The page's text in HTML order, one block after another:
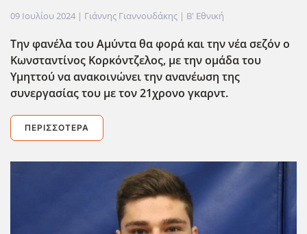
09 Ιουλίου 2024 | Γιάννης Γιαννουδάκης | Β' Εθνική
Την φανέλα του Αμύντα θα φορά και την νέα σεζόν ο
Κωνσταντίνος Κορκόντζελος, με την ομάδα του
Υμηττού να ανακοινώνει την ανανέωση της
συνεργασίας του με τον 21χρονο γκαρντ.
ΠΕΡΙΣΣΌΤΕΡΑ